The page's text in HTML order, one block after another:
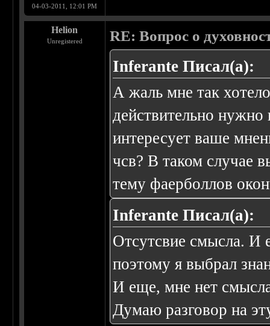
04-03-2011, 12:01 PM
Helion
Unregistered RE: Вопрос о
Inferante Писал(а):
А жаль мне так
действительно нужно
интересует ваше
чсв? В таком случае
тему фаерболлов
Inferante Писал(а):
Отсутсвие смысла. И
поэтому я выбрал
И еще, мне нет
Думаю разговор на